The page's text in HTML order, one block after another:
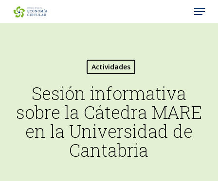
Menu
Actividades
Sesión informativa
sobre la Cátedra MARE
en la Universidad de
Cantabria